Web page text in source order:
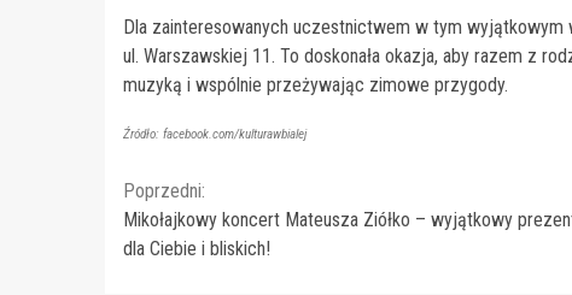
Dla zainteresowanych uczestnictwem w tym wyjątkowym
ul. Warszawskiej 11. To doskonała okazja, aby razem z
muzyką i wspólnie przeżywając zimowe przygody.
Źródło: facebook.com/kulturawbialej
Continue
Reading
Poprzedni:
Mikołajkowy koncert Mateusza Ziółko – wyjątkowy
dla Ciebie i bliskich!